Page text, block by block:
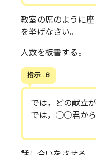
教室の席のように
を挙げなさい。
人数を板書する。
指示 . 8
では，どの献立
では，○○君から